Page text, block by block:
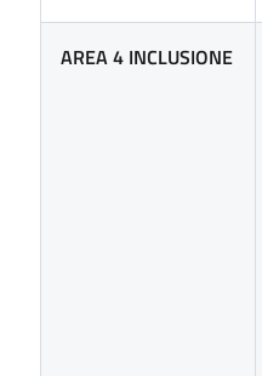
AREA 4 INCLUSIONE